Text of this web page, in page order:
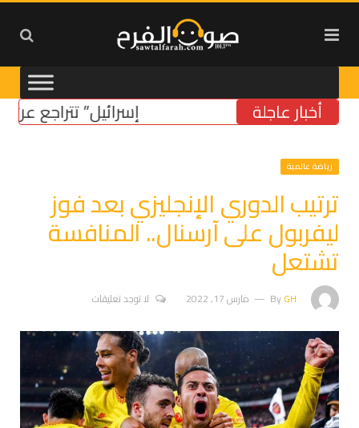
أخبار عاجلة “إسرائيل” تتراجع عن
رياضة عالمية
ترتيب الدوري الإنجليزي بعد فوز
ليفربول على آرسنال.. المنافسة
تشتعل
ByGH مارس 17, 2022 لا توجد تعليقات